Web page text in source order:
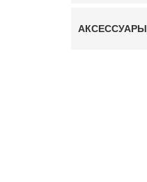
АКСЕССУАРЫ